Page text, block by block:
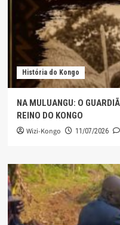
História do Kongo
NA MULUANGU: O
REINO DO KONGO
Wizi-Kongo 11/07/2026